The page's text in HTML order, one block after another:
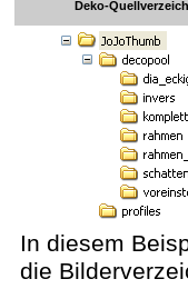
Deko-
In diesem
die